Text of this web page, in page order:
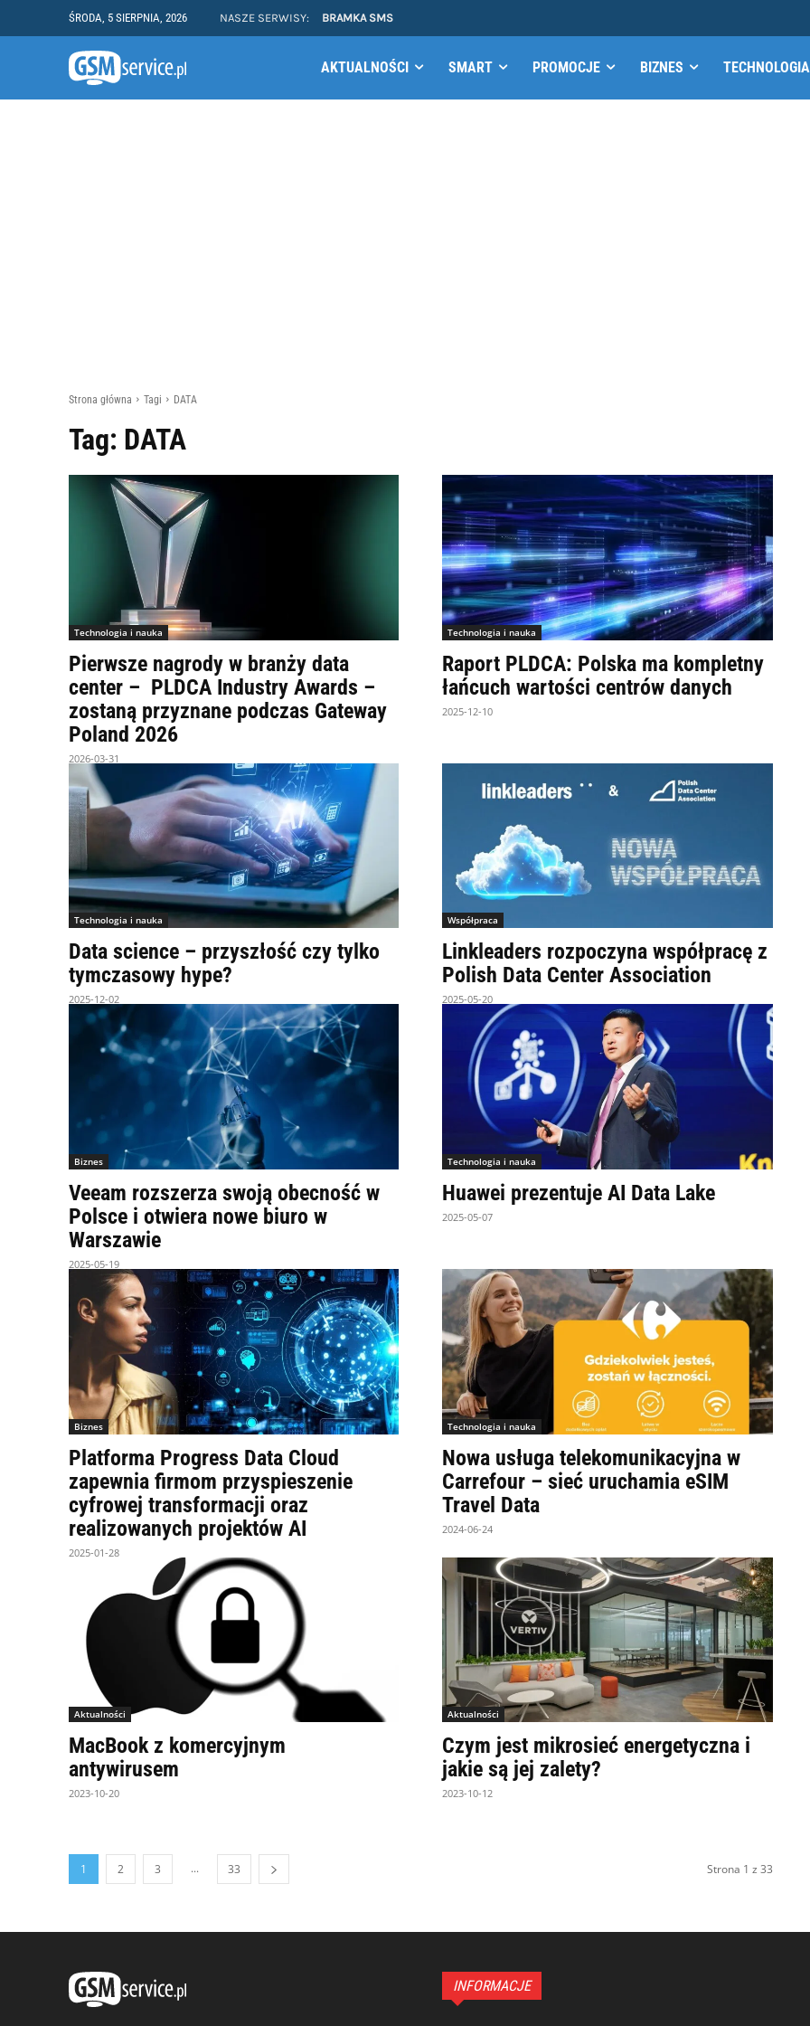
ŚRODA, 5 SIERPNIA, 2026 NASZE SERWISY: BRAMKA SMS
AKTUALNOŚCI SMART PROMOCJE BIZNES
Strona główna Tagi DATA
Tag: DATA
Technologia i nauka
Pierwsze nagrody w branży data
center – PLDCA Industry Awards –
zostaną przyznane podczas Gateway
Poland 2026
2026-03-31
Technologia i nauka
Raport PLDCA: Polska ma kompletny
łańcuch wartości centrów danych
2025-12-10
Technologia i nauka
Data science – przyszłość czy tylko
tymczasowy hype?
2025-12-02
Współpraca
Linkleaders rozpoczyna współpracę z
Polish Data Center Association
2025-05-20
Biznes
Veeam rozszerza swoją obecność w
Polsce i otwiera nowe biuro w
Warszawie
2025-05-19
Technologia i nauka
Huawei prezentuje AI Data Lake
2025-05-07
Biznes
Platforma Progress Data Cloud
zapewnia firmom przyspieszenie
cyfrowej transformacji oraz
realizowanych projektów AI
2025-01-28
Technologia i nauka
Nowa usługa telekomunikacyjna w
Carrefour – sieć uruchamia eSIM
Travel Data
2024-06-24
Aktualności
MacBook z komercyjnym
antywirusem
2023-10-20
Aktualności
Czym jest mikrosieć energetyczna i
jakie są jej zalety?
2023-10-12
1 2 3 ... 33 Strona 1 z 33
INFORMACJE